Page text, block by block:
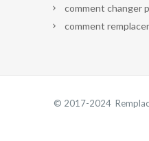
comment changer
comment
© 2017-2024